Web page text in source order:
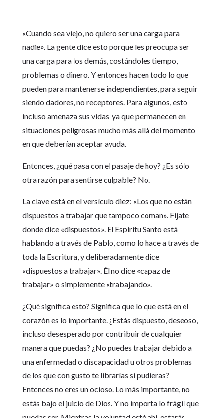
«Cuando sea viejo, no quiero ser una carga para
nadie». La gente dice esto porque les preocupa ser
una carga para los demás, costándoles tiempo,
problemas o dinero. Y entonces hacen todo lo que
pueden para mantenerse independientes, para seguir
siendo dadores, no receptores. Para algunos, esto
incluso amenaza sus vidas, ya que permanecen en
situaciones peligrosas mucho más allá del momento
en que deberían aceptar ayuda.
Entonces, ¿qué pasa con el pasaje de hoy? ¿Es sólo
otra razón para sentirse culpable? No.
La clave está en el versículo diez: «Los que no están
dispuestos a trabajar que tampoco coman». Fíjate
donde dice «dispuestos». El Espíritu Santo está
hablando a través de Pablo, como lo hace a través de
toda la Escritura, y deliberadamente dice
«dispuestos a trabajar». Él no dice «capaz de
trabajar» o simplemente «trabajando».
¿Qué significa esto? Significa que lo que está en el
corazón es lo importante. ¿Estás dispuesto, deseoso,
incluso desesperado por contribuir de cualquier
manera que puedas? ¿No puedes trabajar debido a
una enfermedad o discapacidad u otros problemas
de los que con gusto te librarías si pudieras?
Entonces no eres un ocioso. Lo más importante, no
estás bajo el juicio de Dios. Y no importa lo frágil que